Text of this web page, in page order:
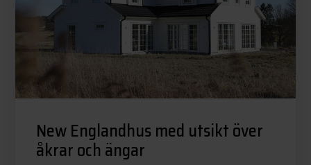
New Englandhus med utsikt över
åkrar och ängar